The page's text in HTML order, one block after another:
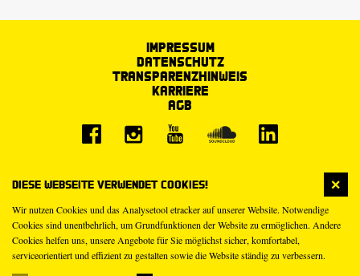
Diese Webseite verwendet Cookies!
Wir nutzen Cookies und das Analysetool etracker auf unserer Website. Notwendige
Cookies sind unentbehrlich, um Grundfunktionen der Website zu ermöglichen. Andere
Cookies helfen uns, unsere Angebote für Sie möglichst sicher, komfortabel,
serviceorientiert und effizient zu gestalten sowie die Website ständig zu verbessern.
Impressum
Datenschutz
Transparenzhinweis
Karriere
AGB